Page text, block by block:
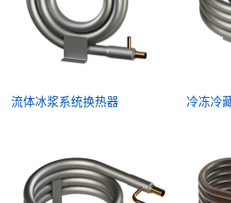
流体冰浆系统换热器 冷冻冷